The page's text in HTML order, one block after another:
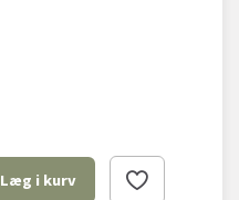
Læg i kurv